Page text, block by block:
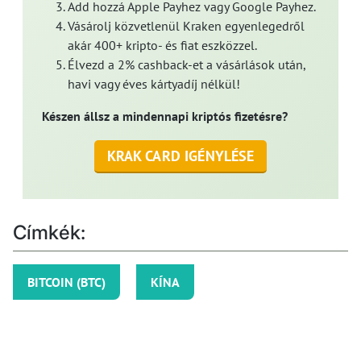
Add hozzá Apple Payhez vagy Google Payhez.
Vásárolj közvetlenül Kraken egyenlegedről
akár 400+ kripto- és fiat eszközzel.
Élvezd a 2% cashback-et a vásárlások után,
havi vagy éves kártyadíj nélkül!
Készen állsz a mindennapi kriptós fizetésre?
KRAK CARD IGÉNYLÉSE
Címkék:
BITCOIN (BTC) KÍNA